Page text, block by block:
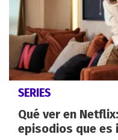
SERIES
Qué ver en
episodios que es